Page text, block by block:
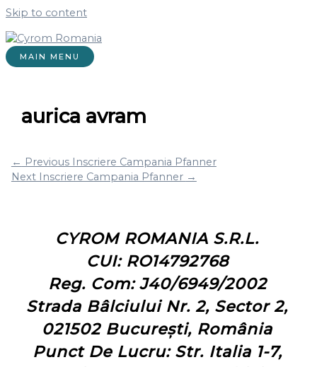
Skip to content
MAIN MENU
aurica avram
← Previous Inscriere Campania Pfanner
Next Inscriere Campania Pfanner →
CYROM ROMANIA S.R.L.
CUI: RO14792768
Reg. Com: J40/6949/2002
Strada Bâlciului Nr. 2, Sector 2,
021502 București, România
Punct De Lucru: Str. Italia 1-7,